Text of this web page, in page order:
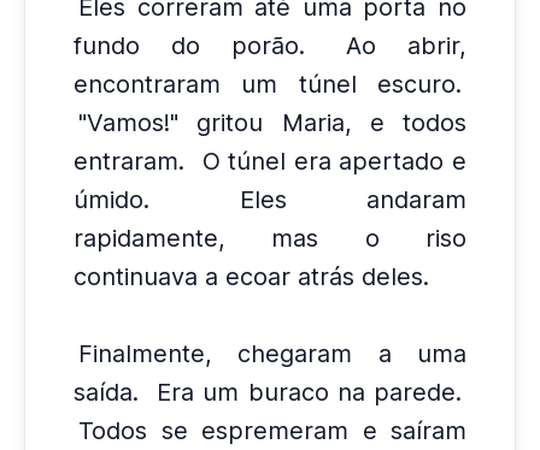
Eles correram até uma porta no
fundo do porão.
Ao abrir,
encontraram um túnel escuro.
"Vamos!" gritou Maria, e todos
entraram.
O túnel era apertado e
úmido.
Eles andaram
rapidamente, mas o riso
continuava a ecoar atrás deles.
Finalmente, chegaram a uma
saída.
Era um buraco na parede.
Todos se espremeram e saíram